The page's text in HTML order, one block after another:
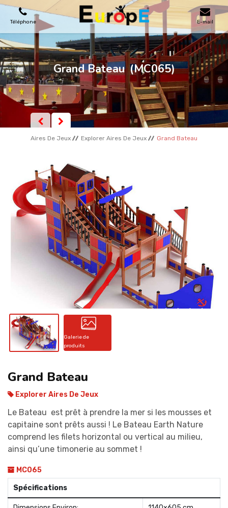
Téléphone E-mail
AIRES DE JEUX
MAISONS EN BOIS
MOBILIERS URBAINS
SKATEPARKS
TERRAINS DE SPORT
REFERENCES
CONTACT
Grand Bateau (MC065)
Aires De Jeux Explorer Aires De Jeux Grand Bateau
Galerie de
produits
Grand Bateau
Explorer Aires De Jeux
Le Bateau est prêt à prendre la mer si les mousses et
capitaine sont prêts aussi ! Le Bateau Earth Nature
comprend les filets horizontal ou vertical au milieu,
ainsi qu’une timonerie au sommet !
MC065
Spécifications